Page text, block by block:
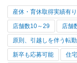
産休・育休取得実績有り
店舗数10～29 店舗
原則、引越しを伴う転
新卒も応募可能 住